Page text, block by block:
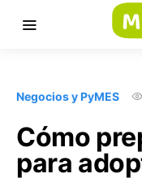
Negocios y PyMES
Cómo
para